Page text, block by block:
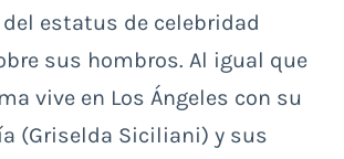
estatus de celebridad
sus hombros. Al igual que
vive en Los Ángeles con su
(Griselda Siciliani) y sus